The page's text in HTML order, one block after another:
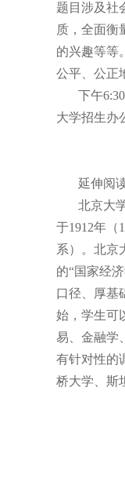
题目涉及社
质，全面衡
的兴趣等等
公平、公正
下午
大学招生办
延伸阅
北京大
于1912年（
系）。北京
的“国家经
口径、厚基
始，学生可
易、金融学
有针对性的
桥大学、斯